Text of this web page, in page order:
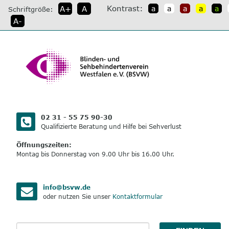
direkt
zum
Inhalt
Schriftgröße: A+
A
A-
Kontrast: a a a a a
02 31 - 55 75 90-30
Qualifizierte Beratung und Hilfe bei Sehverlust
Öffnungszeiten:
Montag bis Donnerstag von 9.00 Uhr bis 16.00 Uhr.
info@bsvw.de
oder nutzen Sie unser Kontaktformular